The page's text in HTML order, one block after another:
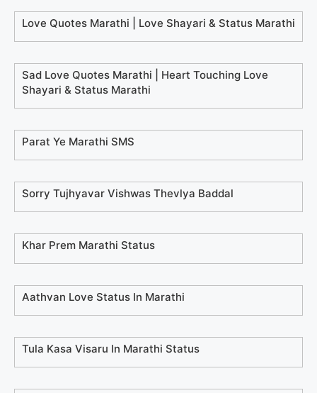
Love Quotes Marathi | Love Shayari & Status Marathi
Sad Love Quotes Marathi | Heart Touching Love
Shayari & Status Marathi
Parat Ye Marathi SMS
Sorry Tujhyavar Vishwas Thevlya Baddal
Khar Prem Marathi Status
Aathvan Love Status In Marathi
Tula Kasa Visaru In Marathi Status